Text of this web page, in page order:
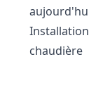
chaudière